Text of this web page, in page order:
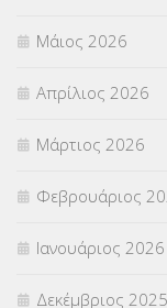
ΣΕΜΙΝΑΡΙΑ –
ΣΕΠ(50)
ΣΤΕΛΕΧΗ (360)
ΣΥΝΤΑΞΕΙΣ(12)
Μάιος 2026
Απρίλιος 2026
Μάρτιος 2026
Φεβρουάριος
Ιανουάριος 2026
Δεκέμβριος 2025